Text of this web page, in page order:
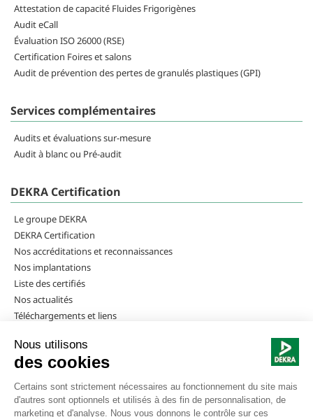
Attestation de capacité Fluides Frigorigènes
Audit eCall
Évaluation ISO 26000 (RSE)
Certification Foires et salons
Audit de prévention des pertes de granulés plastiques (GPI)
Services complémentaires
Audits et évaluations sur-mesure
Audit à blanc ou Pré-audit
DEKRA Certification
Le groupe DEKRA
DEKRA Certification
Nos accréditations et reconnaissances
Nos implantations
Liste des certifiés
Nos actualités
Téléchargements et liens
Nous suivre |